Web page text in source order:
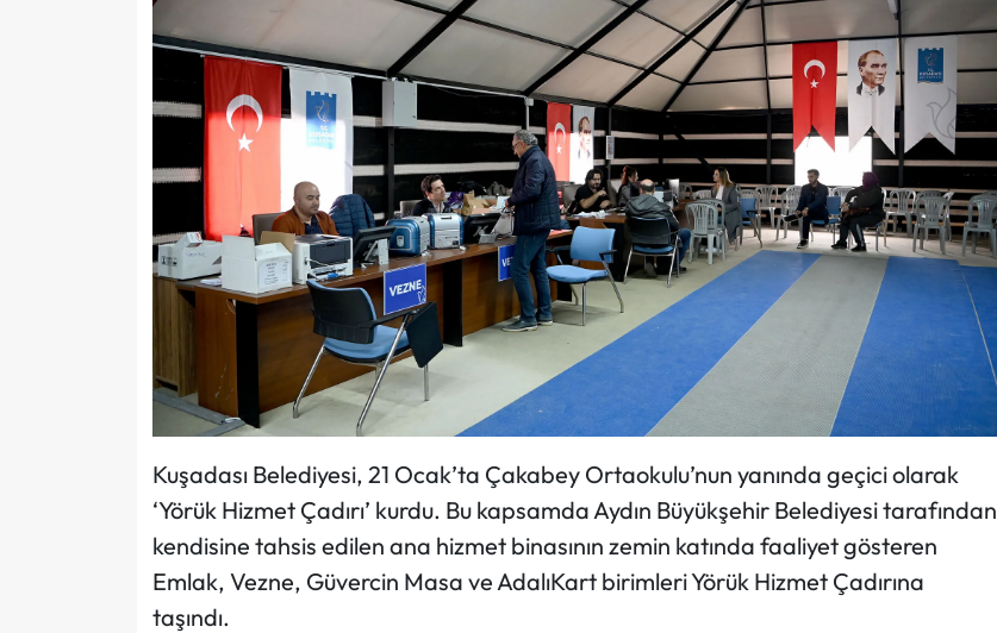
Kuşadası Belediyesi, 21 Ocak’ta Çakabey Ortaokulu’nun yanında geçici olarak
‘Yörük Hizmet Çadırı’ kurdu. Bu kapsamda Aydın Büyükşehir Belediyesi tarafından
kendisine tahsis edilen ana hizmet binasının zemin katında faaliyet gösteren
Emlak, Vezne, Güvercin Masa ve AdalıKart birimleri Yörük Hizmet Çadırına
taşındı.